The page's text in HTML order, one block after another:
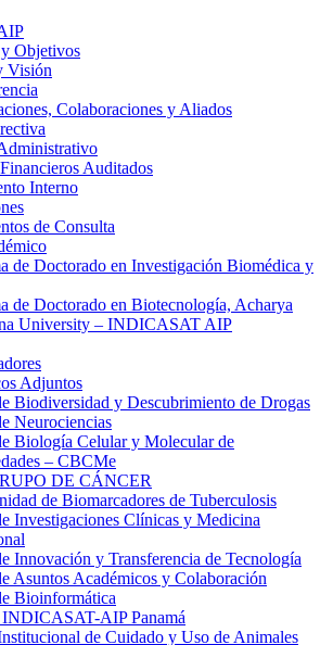
Objetivos
Visión
Colaboraciones y Aliados
Auditados
Interno
de Consulta
de Doctorado en Investigación Biomédica y
de Doctorado en Biotecnología, Acharya
University – INDICASAT AIP
Adjuntos
Biodiversidad y Descubrimiento de Drogas
Neurociencias
Biología Celular y Molecular de
– CBCMe
DE CÁNCER
de Biomarcadores de Tuberculosis
Investigaciones Clínicas y Medicina
Innovación y Transferencia de Tecnología
Asuntos Académicos y Colaboración
Bioinformática
AIP Panamá
de Cuidado y Uso de Animales